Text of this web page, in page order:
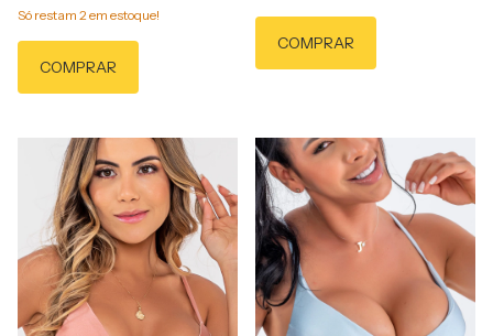
Só restam 2 em estoque!
COMPRAR
COMPRAR